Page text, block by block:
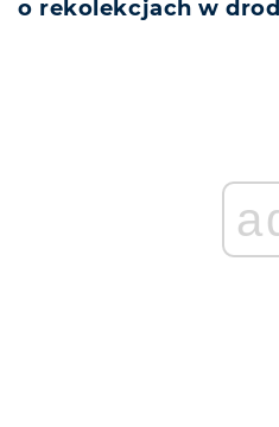
o rekolekcjach w